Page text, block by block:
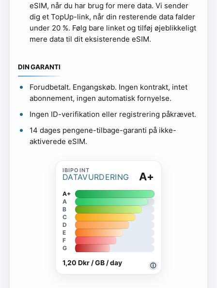
eSIM, når du har brug for mere data. Vi sender
dig et TopUp-link, når din resterende data falder
under 20 %. Følg bare linket og tilføj øjeblikkeligt
mere data til dit eksisterende eSIM.
DIN GARANTI
Forudbetalt. Engangskøb. Ingen kontrakt, intet
abonnement, ingen automatisk fornyelse.
Ingen ID-verifikation eller registrering påkrævet.
14 dages pengene-tilbage-garanti på ikke-
aktiverede eSIM.
DATAVURDERING
ⓘ
A+
A+
A
B
C
D
E
F
G
1,20 Dkr / GB / day